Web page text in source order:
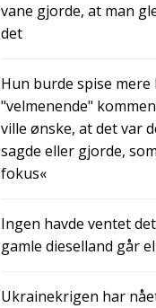
vane gjorde, at man
det
Hun burde spise mere
"velmenende"
ville ønske, at det var
sagde eller gjorde,
fokus«
Ingen havde ventet
gamle dieselland går
Ukrainekrigen har